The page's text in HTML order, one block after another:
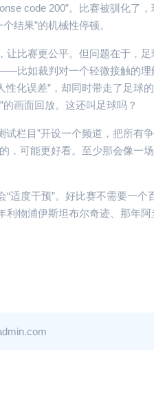
code 200”。比赛被驯化了
结果”的机械性停顿。
比赛更公平。但问题在于，足
比如裁判对一个轻微接触的
化误差”，却同时带走了足球
画面回放。这还叫足球吗？
栏目”开设一个频道，把所有
，可能更好看。至少那会像一
“适度干预”。好比赛不需要一
物浦伊斯坦布尔奇迹、那年